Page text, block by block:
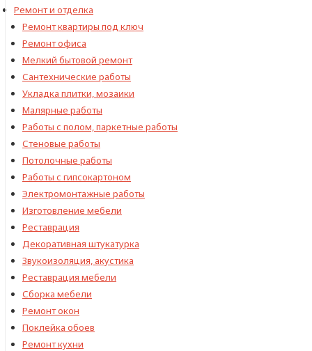
Ремонт и отделка
Ремонт квартиры под ключ
Ремонт офиса
Мелкий бытовой ремонт
Сантехнические работы
Укладка плитки, мозаики
Малярные работы
Работы с полом, паркетные работы
Стеновые работы
Потолочные работы
Работы с гипсокартоном
Электромонтажные работы
Изготовление мебели
Реставрация
Декоративная штукатурка
Звукоизоляция, акустика
Реставрация мебели
Сборка мебели
Ремонт окон
Поклейка обоев
Ремонт кухни